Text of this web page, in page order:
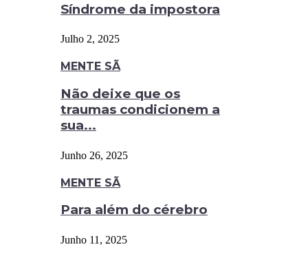
Síndrome da impostora
Julho 2, 2025
MENTE SÃ
Não deixe que os
traumas condicionem a
sua...
Junho 26, 2025
MENTE SÃ
Para além do cérebro
Junho 11, 2025